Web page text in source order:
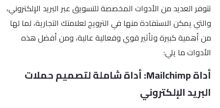
تتوفر العديد من الأدوات المخصصة للتسويق عبر البريد الإلكتروني،
والتي يمكن الاستفادة منها في الترويج لعلامتك التجارية، لما لها
من أهمية كبيرة وتأثير قوي وفعالية عالية، ومن أفضل هذه
الأدوات ما يلي:
أداة Mailchimp: أداة شاملة لتصميم حملات
البريد الإلكتروني